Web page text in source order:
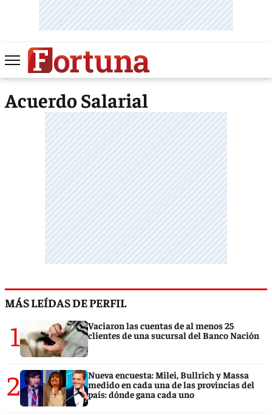
Acuerdo Salarial
MÁS LEÍDAS DE PERFIL
1
Vaciaron las cuentas de al menos 25
clientes de una sucursal del Banco Nación
2
Nueva encuesta: Milei, Bullrich y Massa
medido en cada una de las provincias del
país: dónde gana cada uno